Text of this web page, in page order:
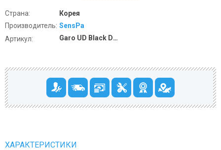
Страна:
Корея
Производитель: SensPa
Артикул:
Garo UD Black DOT
ХАРАКТЕРИСТИКИ